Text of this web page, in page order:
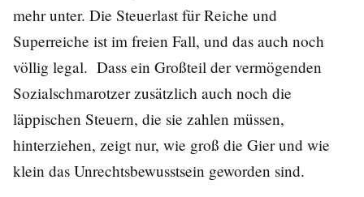
mehr unter. Die Steuerlast für Reiche und
Superreiche ist im freien Fall, und das auch noch
völlig legal. Dass ein Großteil der vermögenden
Sozialschmarotzer zusätzlich auch noch die
läppischen Steuern, die sie zahlen müssen,
hinterziehen, zeigt nur, wie groß die Gier und wie
klein das Unrechtsbewusstsein geworden sind.